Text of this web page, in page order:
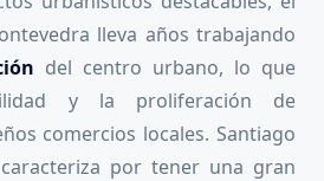
lleva años trabajando
del centro urbano, lo que
y la proliferación de
comercios locales. Santiago
por tener una gran